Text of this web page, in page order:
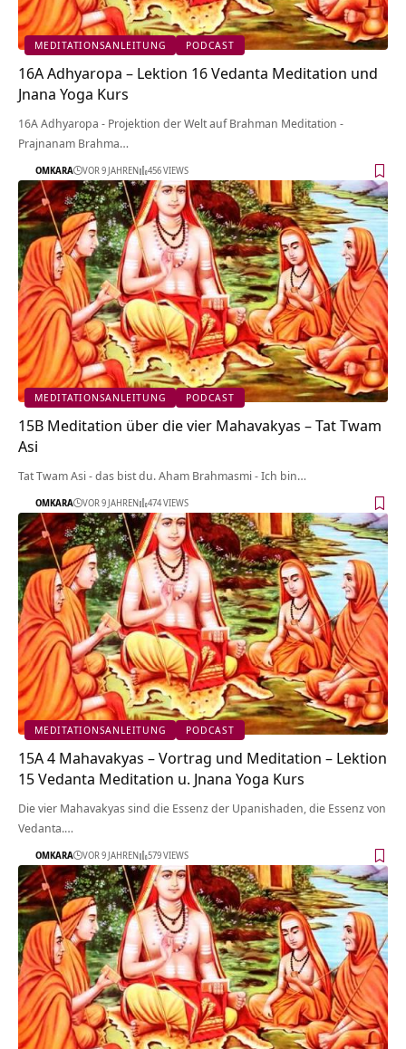
MEDITATIONSANLEITUNG PODCAST
16A Adhyaropa – Lektion 16 Vedanta Meditation und
Jnana Yoga Kurs
16A Adhyaropa - Projektion der Welt auf Brahman Meditation -
Prajnanam Brahma…
OMKARA VOR 9 JAHREN 456 VIEWS
MEDITATIONSANLEITUNG PODCAST
15B Meditation über die vier Mahavakyas – Tat Twam
Asi
Tat Twam Asi - das bist du. Aham Brahmasmi - Ich bin…
OMKARA VOR 9 JAHREN 474 VIEWS
MEDITATIONSANLEITUNG PODCAST
15A 4 Mahavakyas – Vortrag und Meditation – Lektion
15 Vedanta Meditation u. Jnana Yoga Kurs
Die vier Mahavakyas sind die Essenz der Upanishaden, die Essenz von
Vedanta.…
OMKARA VOR 9 JAHREN 579 VIEWS